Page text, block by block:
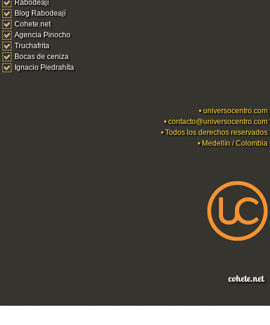
Rabodeají
Blog Rabodeají
Cohete.net
Agencia Pinocho
Truchafrita
Bocas de ceniza
Ignacio Piedrahíta
•universocentro.com
•contacto@universocentro.com
• Todos los derechos reservados
• Medellín / Colombia